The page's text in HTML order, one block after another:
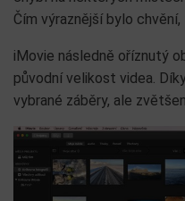
Čím výraznější bylo
iMovie následně oříznutý
původní velikost videa.
vybrané záběry, ale